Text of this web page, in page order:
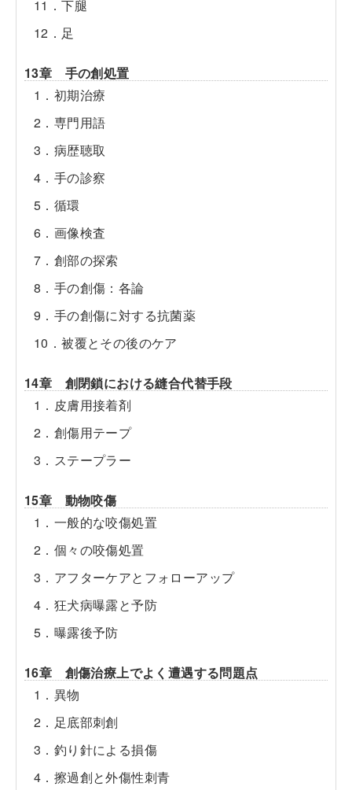
11．下腿
12．足
13章 手の創処置
1．初期治療
2．専門用語
3．病歴聴取
4．手の診察
5．循環
6．画像検査
7．創部の探索
8．手の創傷：各論
9．手の創傷に対する抗菌薬
10．被覆とその後のケア
14章 創閉鎖における縫合代替手段
1．皮膚用接着剤
2．創傷用テープ
3．ステープラー
15章 動物咬傷
1．一般的な咬傷処置
2．個々の咬傷処置
3．アフターケアとフォローアップ
4．狂犬病曝露と予防
5．曝露後予防
16章 創傷治療上でよく遭遇する問題点
1．異物
2．足底部刺創
3．釣り針による損傷
4．擦過創と外傷性刺青